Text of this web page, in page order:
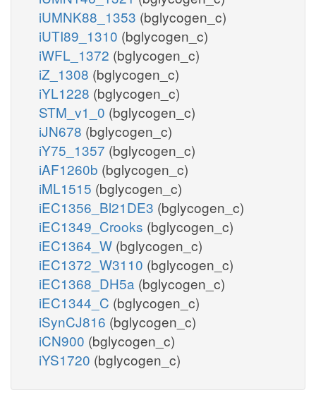
iUMNK88_1353 (bglycogen_c)
iUTI89_1310 (bglycogen_c)
iWFL_1372 (bglycogen_c)
iZ_1308 (bglycogen_c)
iYL1228 (bglycogen_c)
STM_v1_0 (bglycogen_c)
iJN678 (bglycogen_c)
iY75_1357 (bglycogen_c)
iAF1260b (bglycogen_c)
iML1515 (bglycogen_c)
iEC1356_Bl21DE3 (bglycogen_c)
iEC1349_Crooks (bglycogen_c)
iEC1364_W (bglycogen_c)
iEC1372_W3110 (bglycogen_c)
iEC1368_DH5a (bglycogen_c)
iEC1344_C (bglycogen_c)
iSynCJ816 (bglycogen_c)
iCN900 (bglycogen_c)
iYS1720 (bglycogen_c)